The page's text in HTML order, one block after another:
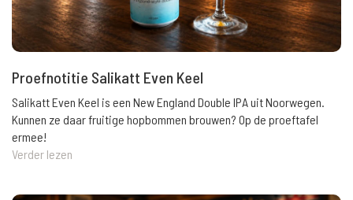
Proefnotitie Salikatt Even Keel
Salikatt Even Keel is een New England Double IPA uit Noorwegen.
Kunnen ze daar fruitige hopbommen brouwen? Op de proeftafel
ermee!
Verder lezen